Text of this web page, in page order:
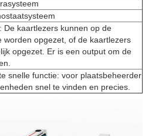
De kaartlezers kunnen op de
worden opgezet, of de kaartlezers
opgezet. Er is een output om de
snelle functie: voor plaatsbeheerder
snel te vinden en precies.